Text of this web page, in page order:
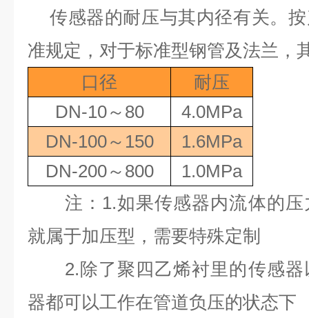
传感器的耐压与其内径有关。
准规定，对于标准型钢管及法兰，
口径
耐压
DN-10～ 80
4.0MPa
DN-100～ 150
1.6MPa
DN-200～ 800
1.0MPa
注： 1.如果传感器内流体的
就属于加压型，需要特殊定制
2. 除了聚四乙烯衬里的传感
器都可以工作在管道负压的状态下